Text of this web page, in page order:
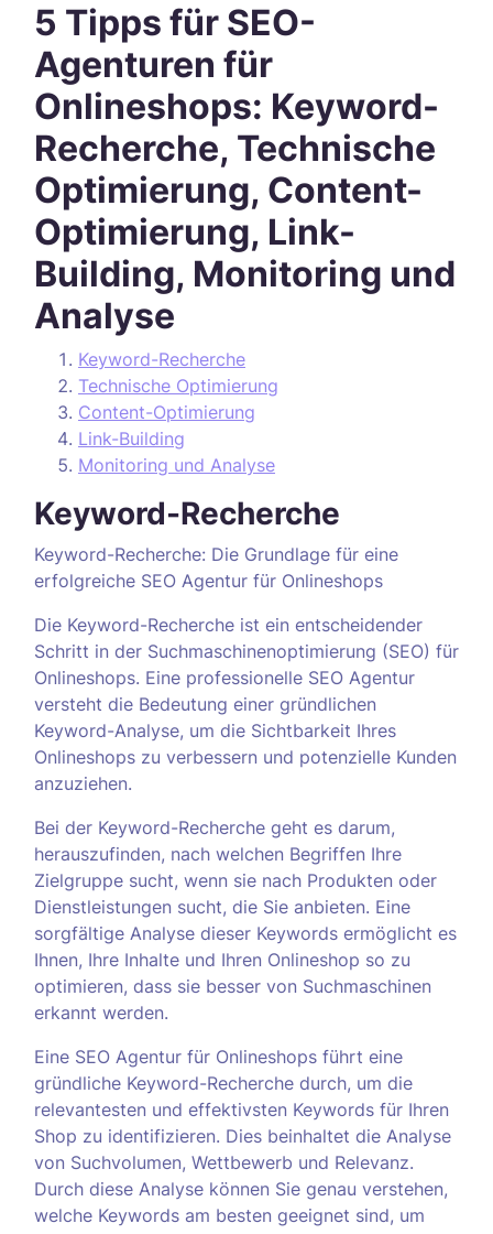
5 Tipps für SEO-
Agenturen für
Onlineshops: Keyword-
Recherche, Technische
Optimierung, Content-
Optimierung, Link-
Building, Monitoring und
Analyse
Keyword-Recherche
Technische Optimierung
Content-Optimierung
Link-Building
Monitoring und Analyse
Keyword-Recherche
Keyword-Recherche: Die Grundlage für eine
erfolgreiche SEO Agentur für Onlineshops
Die Keyword-Recherche ist ein entscheidender
Schritt in der Suchmaschinenoptimierung (SEO) für
Onlineshops. Eine professionelle SEO Agentur
versteht die Bedeutung einer gründlichen
Keyword-Analyse, um die Sichtbarkeit Ihres
Onlineshops zu verbessern und potenzielle Kunden
anzuziehen.
Bei der Keyword-Recherche geht es darum,
herauszufinden, nach welchen Begriffen Ihre
Zielgruppe sucht, wenn sie nach Produkten oder
Dienstleistungen sucht, die Sie anbieten. Eine
sorgfältige Analyse dieser Keywords ermöglicht es
Ihnen, Ihre Inhalte und Ihren Onlineshop so zu
optimieren, dass sie besser von Suchmaschinen
erkannt werden.
Eine SEO Agentur für Onlineshops führt eine
gründliche Keyword-Recherche durch, um die
relevantesten und effektivsten Keywords für Ihren
Shop zu identifizieren. Dies beinhaltet die Analyse
von Suchvolumen, Wettbewerb und Relevanz.
Durch diese Analyse können Sie genau verstehen,
welche Keywords am besten geeignet sind, um